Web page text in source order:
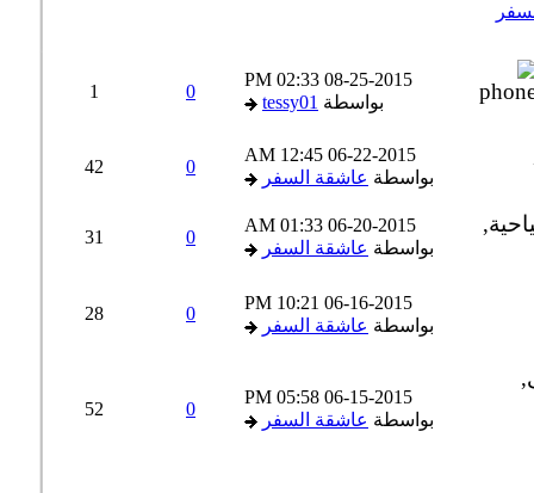
08-25-2015
02:33 PM
بواسطةtessy01
06-22-2015
12:45 AM
بواسطةعاشقة السفر
42
06-20-2015
01:33 AM
بواسطةعاشقة السفر
31
06-16-2015
10:21 PM
بواسطةعاشقة السفر
28
06-15-2015
05:58 PM
بواسطةعاشقة السفر
52